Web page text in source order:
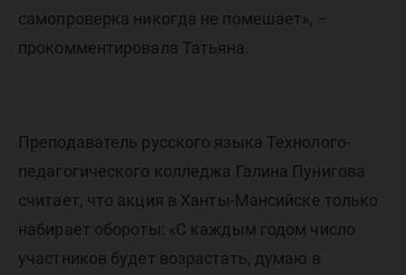
самопроверка никогда не помешает», –
прокомментировала Татьяна.
Преподаватель русского языка Технолого-
педагогического колледжа Галина Пунигова
считает, что акция в Ханты-Мансийске только
набирает обороты: «С каждым годом число
участников будет возрастать, думаю в